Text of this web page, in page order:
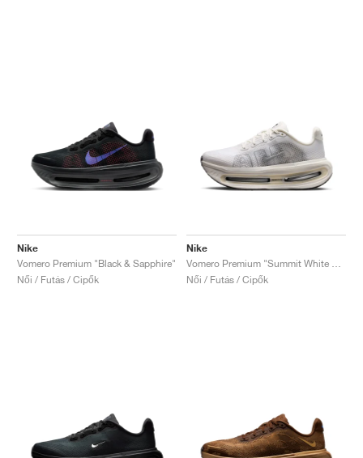
Nike
Vomero Premium "Black & Sapphire"
Női / Futás / Cipők
Nike
Női / Futás / Cipők